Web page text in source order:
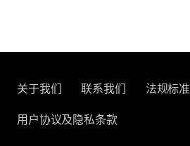
关于我们 联系我们 法规标准
用户协议及隐私条款